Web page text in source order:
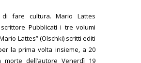
di fare cultura. Mario Lattes
Pubblicati i tre volumi
Lattes” (Olschki) scritti editi
la prima volta insieme, a 20
morte dell’autore Venerdì 19